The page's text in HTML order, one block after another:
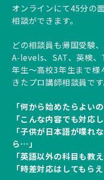
オンラインにて45分の
相談ができます。
どの相談員も帰国受験
A-levels、SAT、英検
年生～高校3年生まで様
きたプロ講師相談員です
「何から始めたらよい
「こんな内容でも対応
「子供が日本語が喋れ
ら…」
「英語以外の科目も教
「時差対応はしてもら